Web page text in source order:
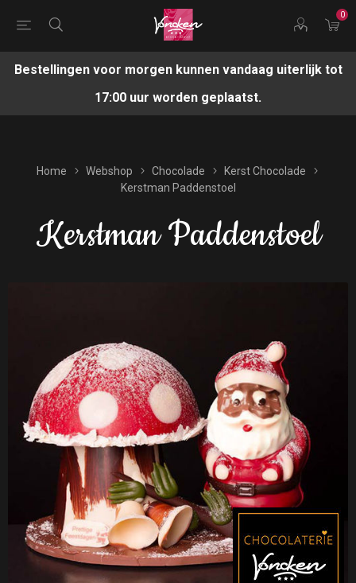
0
Bestellingen voor morgen kunnen vandaag uiterlijk tot
17:00 uur worden geplaatst.
Home Webshop Chocolade
Kerst Chocolade
Kerstman Paddenstoel
Kerstman Paddenstoel